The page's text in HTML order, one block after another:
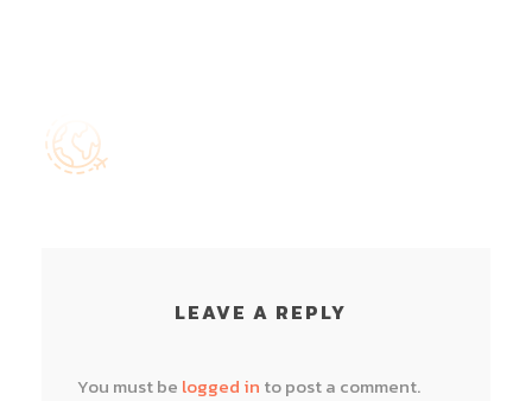
LEAVE A REPLY
You must be logged in to post a comment.